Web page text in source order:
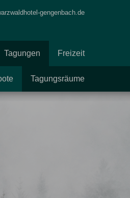
gengenbach.de
Tagungen Freizeit
Tagungsräume